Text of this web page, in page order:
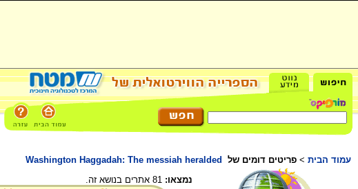
עמוד הבית > פריטים דומים של Washington Haggadah: The messiah heralded
נמצאו: